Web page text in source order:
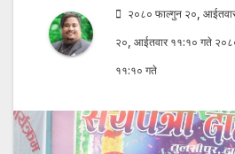
२०८० फाल्गुन २०,
२०, आईतवार ११:१० गते
११:१० गते